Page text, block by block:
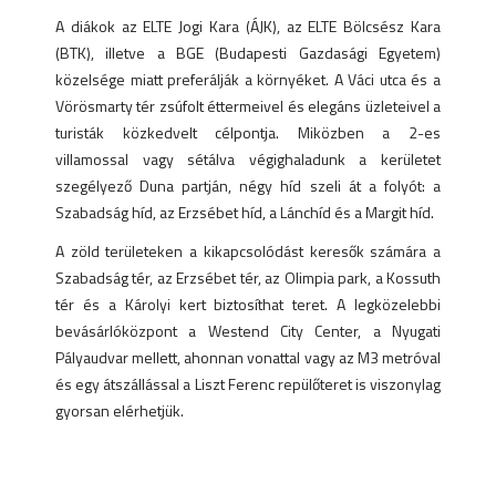
A diákok az ELTE Jogi Kara (ÁJK), az ELTE Bölcsész Kara
(BTK), illetve a BGE (Budapesti Gazdasági Egyetem)
közelsége miatt preferálják a környéket. A Váci utca és a
Vörösmarty tér zsúfolt éttermeivel és elegáns üzleteivel a
turisták közkedvelt célpontja. Miközben a 2-es
villamossal vagy sétálva végighaladunk a kerületet
szegélyező Duna partján, négy híd szeli át a folyót: a
Szabadság híd, az Erzsébet híd, a Lánchíd és a Margit híd.
A zöld területeken a kikapcsolódást keresők számára a
Szabadság tér, az Erzsébet tér, az Olimpia park, a Kossuth
tér és a Károlyi kert biztosíthat teret. A legközelebbi
bevásárlóközpont a Westend City Center, a Nyugati
Pályaudvar mellett, ahonnan vonattal vagy az M3 metróval
és egy átszállással a Liszt Ferenc repülőteret is viszonylag
gyorsan elérhetjük.